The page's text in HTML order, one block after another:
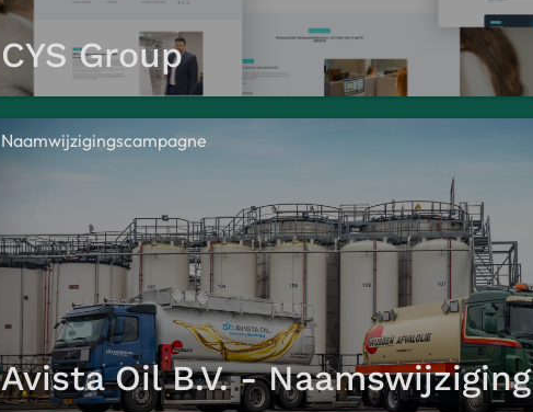
CYS Group
Naamwijzigingscampagne
Avista Oil B.V. - Naamswijziging